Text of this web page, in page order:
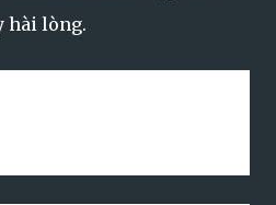
hài lòng.